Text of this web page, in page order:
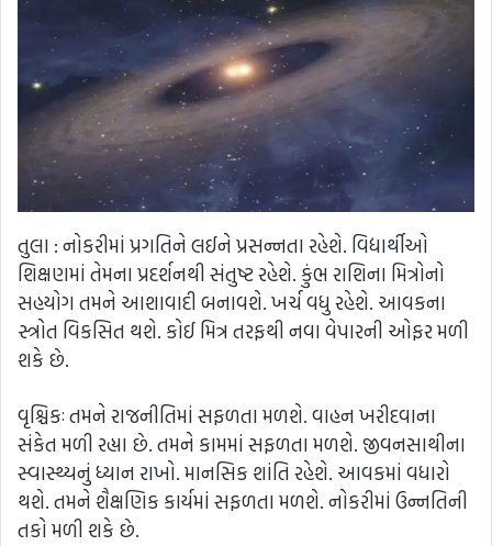
તુલા : નોકરીમાં પ્રગતિને લઈને પ્રસન્નતા રહેશે. વિદ્યાર્થીઓ
શિક્ષણમાં તેમના પ્રદર્શનથી સંતુષ્ટ રહેશે. કુંભ રાશિના મિત્રોનો
સહયોગ તમને આશાવાદી બનાવશે. ખર્ચ વધુ રહેશે. આવકના
સ્ત્રોત વિકસિત થશે. કોઈ મિત્ર તરફથી નવા વેપારની ઓફર મળી
શકે છે.
વૃશ્ચિકઃ તમને રાજનીતિમાં સફળતા મળશે. વાહન ખરીદવાના
સંકેત મળી રહ્યા છે. તમને કામમાં સફળતા મળશે. જીવનસાથીના
સ્વાસ્થ્યનું ધ્યાન રાખો. માનસિક શાંતિ રહેશે. આવકમાં વધારો
થશે. તમને શૈક્ષણિક કાર્યમાં સફળતા મળશે. નોકરીમાં ઉન્નતિની
તકો મળી શકે છે.